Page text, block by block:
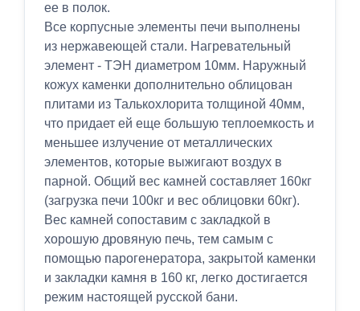
ее в полок.
Все корпусные элементы печи выполнены
из нержавеющей стали. Нагревательный
элемент - ТЭН диаметром 10мм. Наружный
кожух каменки дополнительно облицован
плитами из Талькохлорита толщиной 40мм,
что придает ей еще большую теплоемкость и
меньшее излучение от металлических
элементов, которые выжигают воздух в
парной. Общий вес камней составляет 160кг
(загрузка печи 100кг и вес облицовки 60кг).
Вес камней сопоставим с закладкой в
хорошую дровяную печь, тем самым с
помощью парогенератора, закрытой каменки
и закладки камня в 160 кг, легко достигается
режим настоящей русской бани.